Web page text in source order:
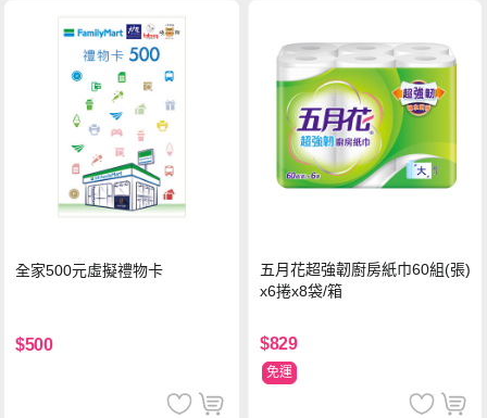
全家500元虛擬禮物卡
$500
五月花超強韌廚房紙巾60組(張)
x6捲x8袋/箱
$829
免運